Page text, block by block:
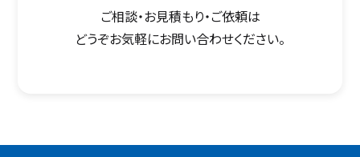
ご相談・お見積もり・ご依頼は
どうぞお気軽にお問い合わせください。